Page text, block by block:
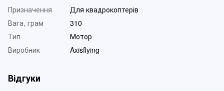
Призначення
Для квадрокоптерів
Вага, грам
310
Тип
Мотор
Виробник
Axisflying
Відгуки